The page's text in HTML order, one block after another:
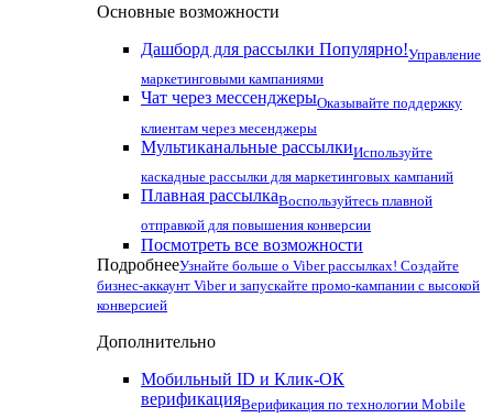
Основные возможности
Дашборд для рассылки Популярно!Управление
маркетинговыми кампаниями
Чат через мессенджерыОказывайте поддержку
клиентам через месенджеры
Мультиканальные рассылкиИспользуйте
каскадные рассылки для маркетинговых кампаний
Плавная рассылкаВоспользуйтесь плавной
отправкой для повышения конверсии
Посмотреть все возможности
ПодробнееУзнайте больше о Viber рассылках! Создайте
бизнес-аккаунт Viber и запускайте промо-кампании с высокой
конверсией
Дополнительно
Мобильный ID и Клик-ОК
верификацияВерификация по технологии Mobile